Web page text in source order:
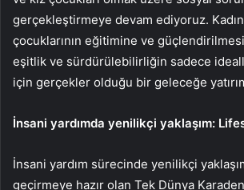
gerçekleştirmeye devam ediyoruz.
çocuklarının eğitimine ve
eşitlik ve sürdürülebilirliğin sadece
için gerçekler olduğu bir geleceğe
İnsani yardımda yenilikçi yaklaşım:
İnsani yardım sürecinde yenilikçi
geçirmeye hazır olan Tek Dünya